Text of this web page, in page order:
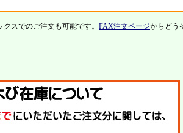
スでのご注文も可能です。 FAX注文ページからどう